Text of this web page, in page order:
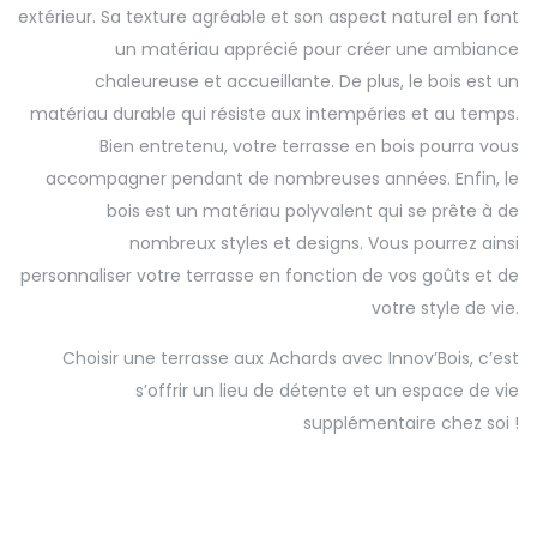
extérieur. Sa texture agréable et son aspect naturel en font
un matériau apprécié pour créer une ambiance
chaleureuse et accueillante. De plus, le bois est un
matériau durable qui résiste aux intempéries et au temps.
Bien entretenu, votre terrasse en bois pourra vous
accompagner pendant de nombreuses années. Enfin, le
bois est un matériau polyvalent qui se prête à de
nombreux styles et designs. Vous pourrez ainsi
personnaliser votre terrasse en fonction de vos goûts et de
votre style de vie.
Choisir une terrasse aux Achards avec Innov’Bois, c’est
s’offrir un lieu de détente et un espace de vie
supplémentaire chez soi !